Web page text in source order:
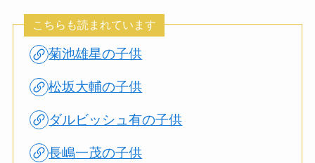
こちらも読まれています
菊池雄星の子供
松坂大輔の子供
ダルビッシュ有の子供
長嶋一茂の子供